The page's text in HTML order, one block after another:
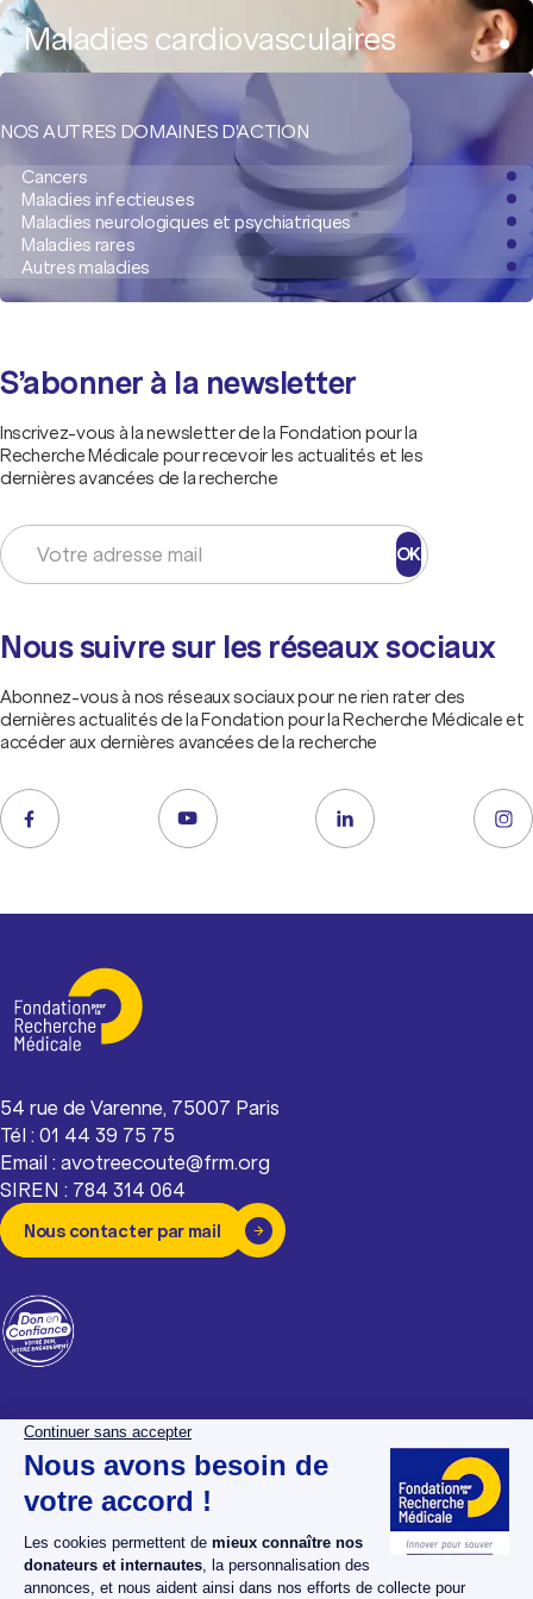
Maladies cardiovasculaires
NOS AUTRES DOMAINES D'ACTION
Cancers
Maladies infectieuses
Maladies neurologiques et psychiatriques
Maladies rares
Autres maladies
S’abonner à la newsletter
Inscrivez-vous à la newsletter de la Fondation pour la
Recherche Médicale pour recevoir les actualités et les
dernières avancées de la recherche
OK
Nous suivre sur les réseaux sociaux
Abonnez-vous à nos réseaux sociaux pour ne rien rater des
dernières actualités de la Fondation pour la Recherche Médicale et
accéder aux dernières avancées de la recherche
54 rue de Varenne, 75007 Paris
Tél : 01 44 39 75 75
Email : avotreecoute@frm.org
SIREN : 784 314 064
Nous contacter par mail
La Fondation pour la
Recherche Médicale
Nos dossiers maladies
Nos projets
Nos actualités
Espace chercheurs
Espace presse